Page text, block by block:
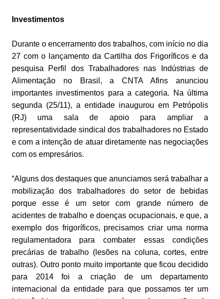
Investimentos
Durante o encerramento dos trabalhos, com início no dia
27 com o lançamento da Cartilha dos Frigoríficos e da
pesquisa Perfil dos Trabalhadores nas Indústrias de
Alimentação no Brasil, a CNTA Afins anunciou
importantes investimentos para a categoria. Na última
segunda (25/11), a entidade inaugurou em Petrópolis
(RJ) uma sala de apoio para ampliar a
representatividade sindical dos trabalhadores no Estado
e com a intenção de atuar diretamente nas negociações
com os empresários.
“Alguns dos destaques que anunciamos será trabalhar a
mobilização dos trabalhadores do setor de bebidas
porque esse é um setor com grande número de
acidentes de trabalho e doenças ocupacionais, e que, a
exemplo dos frigoríficos, precisamos criar uma norma
regulamentadora para combater essas condições
precárias de trabalho (lesões na coluna, cortes, entre
outras). Outro ponto muito importante que ficou decidido
para 2014 foi a criação de um departamento
internacional da entidade para que possamos ter um